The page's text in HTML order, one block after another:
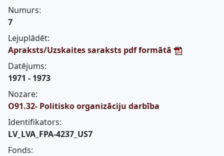
Numurs:
7
Lejuplādēt:
Apraksts/Uzskaites saraksts pdf formātā
Datējums:
1971 - 1973
Nozare:
O91.32- Politisko organizāciju darbība
Identifikators:
LV_LVA_FPA-4237_US7
Fonds: